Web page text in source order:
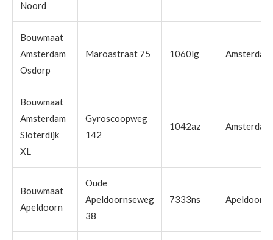
Noord
Bouwmaat
Amsterdam
Osdorp
Maroastraat 75 1060lg Amsterdam
Bouwmaat
Amsterdam
Sloterdijk
XL
Gyroscoopweg
142
1042az Amsterdam
Bouwmaat
Apeldoorn
Oude
Apeldoornseweg
38
7333ns Apeldoorn